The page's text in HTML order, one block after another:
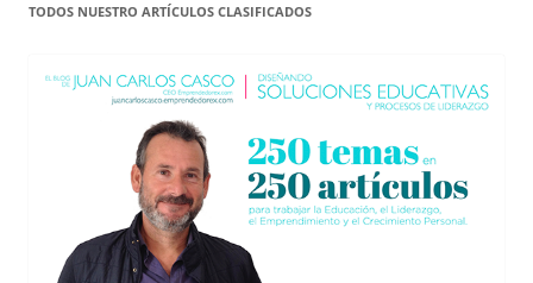
TODOS NUESTRO ARTÍCULOS CLASIFICADOS